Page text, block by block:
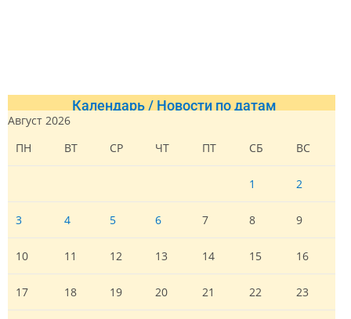
Календарь / Новости по датам
Август 2026
ПН
ВТ СР ЧТ ПТ СБ ВС
1 2
3 4 5 6 7 8 9
10 11 12 13 14 15 16
17 18 19 20 21 22 23